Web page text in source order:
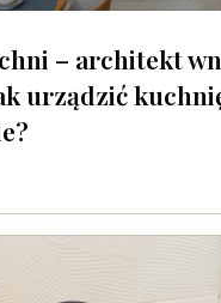
– architekt
urządzić